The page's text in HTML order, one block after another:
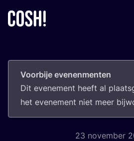
Voorbije evenenmenten
Dit eve­ne­ment heeft al
het eve­ne­ment niet meer
23 november